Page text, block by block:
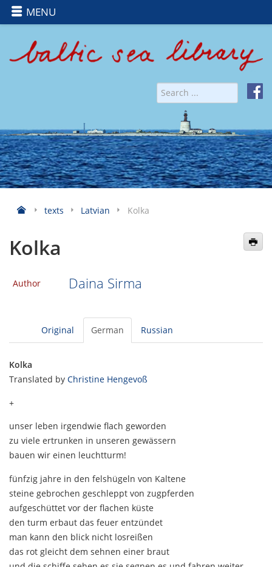
MENU
texts Latvian Kolka
Kolka
Author Daina Sirma
Original German Russian
Kolka
Translated by Christine Hengevoß
+
unser leben irgendwie flach geworden
zu viele ertrunken in unseren gewässern
bauen wir einen leuchtturm!
fünfzig jahre in den felshügeln von Kaltene
steine gebrochen geschleppt von zugpferden
aufgeschüttet vor der flachen küste
den turm erbaut das feuer entzündet
man kann den blick nicht losreißen
das rot gleicht dem sehnen einer braut